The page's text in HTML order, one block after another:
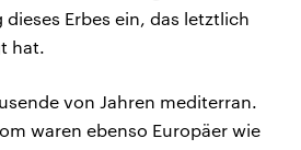
Erbes ein, das letztlich
hat.
von Jahren mediterran.
waren ebenso Europäer wie